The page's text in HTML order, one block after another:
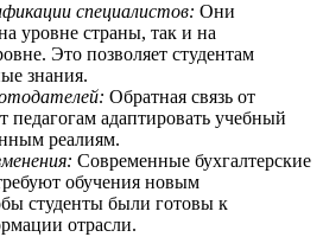
специалистов: Они
уровне страны, так и на
Это позволяет студентам
знания.
Обратная связь от
педагогам адаптировать учебный
реалиям.
Современные бухгалтерские
обучения новым
студенты были готовы к
отрасли.